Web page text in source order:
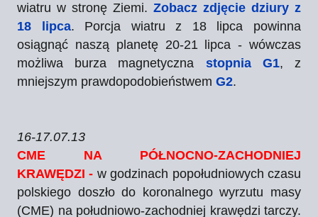
wiatru w stronę Ziemi. Zobacz zdjęcie dziury z
18 lipca. Porcja wiatru z 18 lipca powinna
osiągnąć naszą planetę 20-21 lipca - wówczas
możliwa burza magnetyczna stopnia G1, z
mniejszym prawdopodobieństwem G2.
16-17.07.13
CME NA PÓŁNOCNO-ZACHODNIEJ
KRAWĘDZI - w godzinach popołudniowych czasu
polskiego doszło do koronalnego wyrzutu masy
(CME) na południowo-zachodniej krawędzi tarczy.